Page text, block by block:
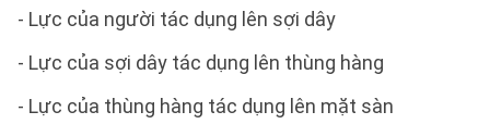
- Lực của người tác dụng lên sợi dây
- Lực của sợi dây tác dụng lên thùng hàng
- Lực của thùng hàng tác dụng lên mặt sàn